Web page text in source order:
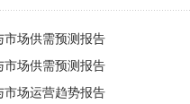
场供需预测报告
场供需预测报告
场运营趋势报告